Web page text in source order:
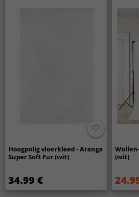
Hoogpolig vloerkleed - Aranga
Super Soft Fur (wit)
34.99 €
(wit)